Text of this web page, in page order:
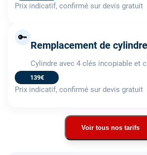
Prix indicatif, confirmé sur devis gratuit
🔑
Remplacement de
Cylindre avec 4 clés incopiable et
139€
Prix indicatif, confirmé sur devis gratuit
Voir tous nos tarifs